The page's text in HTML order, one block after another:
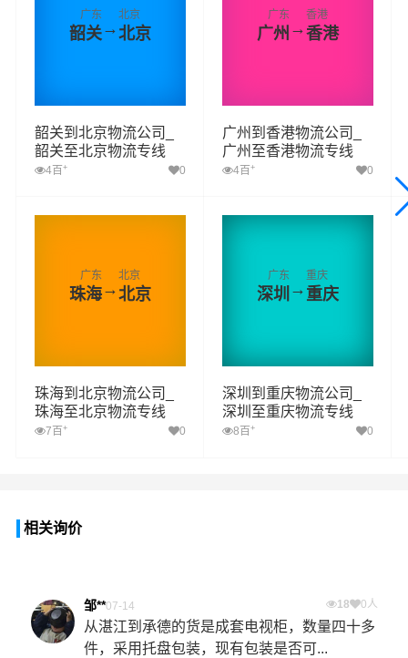
广东
韶关→
北京
北京
韶关到北京物流公司_
韶关至北京物流专线
4百 + 0
广东
广州 →
香港
香港
广州到香港物流公司_
广州至香港物流专线
4百 + 0
广东
珠海→
北京
北京
珠海到北京物流公司_
珠海至北京物流专线
7百 + 0
广东
深圳→
重庆
重庆
深圳到重庆物流公司_
深圳至重庆物流专线
8百 + 0
相关询价
邹**07-14 18 0人
从湛江到承德的货是成套电视柜，数量四十多
件，采用托盘包装，现有包装是否可...